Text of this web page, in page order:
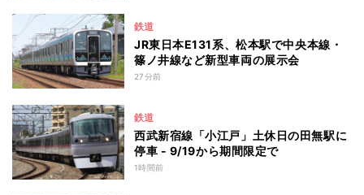
鉄道
JR東日本E131系、松本駅で中央本線・
篠ノ井線など新型車両の展示会
27分前
鉄道
西武新宿線「小江戸」土休日の田無駅に
停車 - 9/19から期間限定で
1時間前